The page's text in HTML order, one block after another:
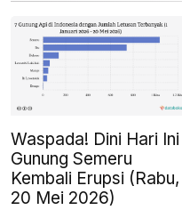
Waspada! Dini Hari Ini
Gunung Semeru
Kembali Erupsi (Rabu,
20 Mei 2026)